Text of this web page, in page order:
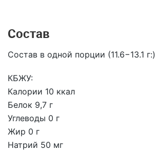
Состав
Состав в одной порции (11.6−13.1 г:)
КБЖУ:
Калории 10 ккал
Белок 9,7 г
Углеводы 0 г
Жир 0 г
Натрий 50 мг